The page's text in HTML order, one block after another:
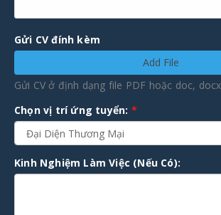
Gửi CV đính kèm
Add File
Gửi CV ở định dạng file PDF hoặc doc, docx
Chọn vị trí ứng tuyển: *
Kinh Nghiệm Làm Việc (Nếu Có):